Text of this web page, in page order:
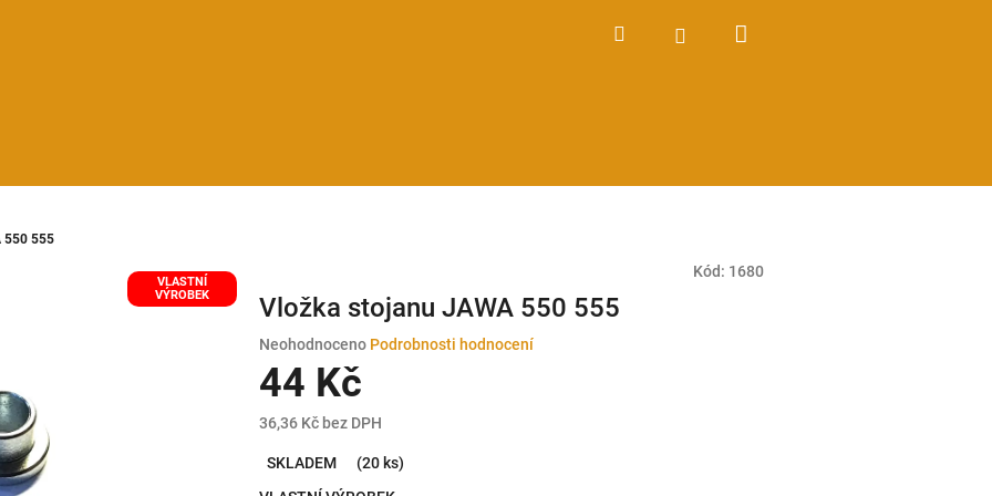
Hledat Přihlášení
550 555
VLASTNÍ
VÝROBEK
Kód: 1680
Vložka stojanu JAWA 550 555
Průměrné
hodnocení
produktu
0,0
Neohodnoceno Podrobnosti hodnocení
44 Kč
36,36 Kč bez DPH
cena:
SKLADEM
(20 ks)